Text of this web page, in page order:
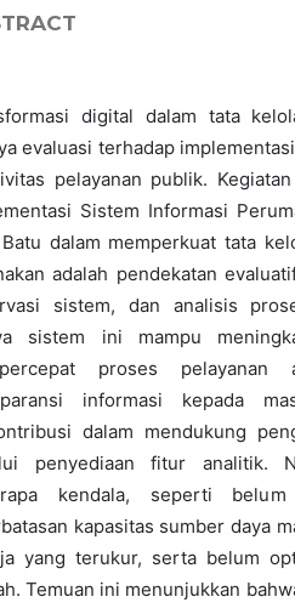
digital dalam tata
evaluasi terhadap
pelayanan publik.
Sistem Informasi
dalam memperkuat tata
adalah pendekatan
sistem, dan analisis
sistem ini mampu
proses pelayanan
informasi kepada
dalam mendukung
penyediaan fitur analitik.
kendala, seperti
kapasitas sumber daya
yang terukur, serta belum
Temuan ini menunjukkan